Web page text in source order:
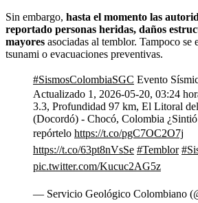
Sin embargo, hasta el momento las
reportado personas heridas, daños
mayores asociadas al temblor. Tampoco se
tsunami o evacuaciones preventivas.
#SismosColombiaSGC Evento
Actualizado 1, 2026-05-20, 03:24
3.3, Profundidad 97 km, El Litoral
(Docordó) - Chocó, Colombia ¿Sintió
repórtelo https://t.co/pgC7OC2O7j
https://t.co/63pt8nVsSe #Temblor
pic.twitter.com/Kucuc2AG5z
— Servicio Geológico Colombiano